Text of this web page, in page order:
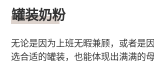
罐装奶粉
无论是因为上班无暇兼顾，或者是
选合适的罐装，也能体现出满满的